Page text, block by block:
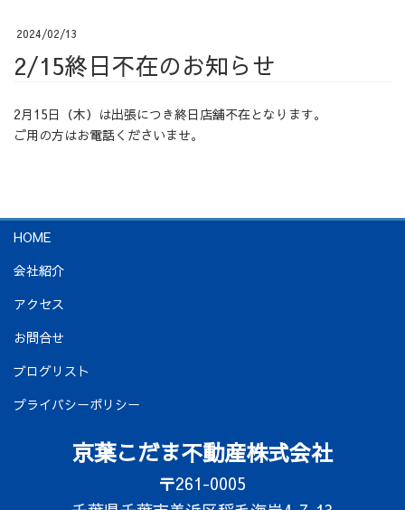
2024/02/13
2/15終日不在のお知らせ
2月15日（木）は出張につき終日店舗不在となります。
ご用の方はお電話くださいませ。
HOME
会社紹介
アクセス
お問合せ
ブログリスト
プライバシーポリシー
京葉こだま不動産株式会社
〒261-0005